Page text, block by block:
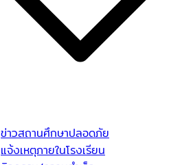
ข่าวสถานศึกษาปลอดภัย
แจ้งเหตุภายในโรงเรียน